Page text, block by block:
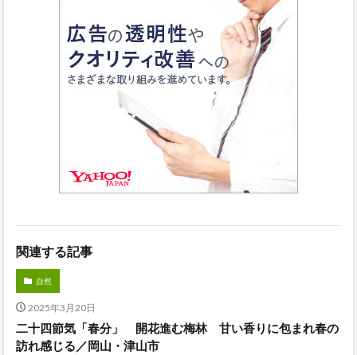
関連する記事
自然
2025年3月20日
二十四節気「春分」 開花進む梅林 甘い香りに包まれ春の
訪れ感じる／岡山・津山市